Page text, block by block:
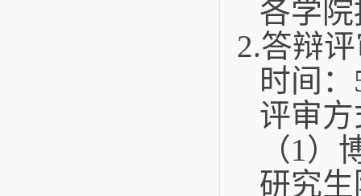
各学
2.答辩
时间：
评审
（1）
研究